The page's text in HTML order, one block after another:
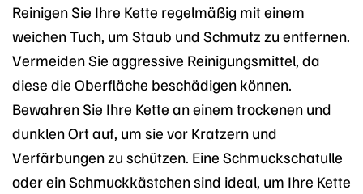
Reinigen Sie Ihre Kette regelmäßig mit einem
weichen Tuch, um Staub und Schmutz zu entfernen.
Vermeiden Sie aggressive Reinigungsmittel, da
diese die Oberfläche beschädigen können.
Bewahren Sie Ihre Kette an einem trockenen und
dunklen Ort auf, um sie vor Kratzern und
Verfärbungen zu schützen. Eine Schmuckschatulle
oder ein Schmuckkästchen sind ideal, um Ihre Kette